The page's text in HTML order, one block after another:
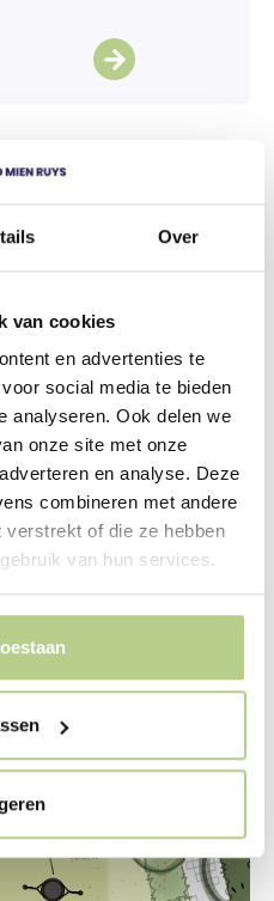
Over
van cookies
en advertenties te
social media te bieden
analyseren. Ook delen we
onze site met onze
en analyse. Deze
combineren met andere
verstrekt of die ze hebben
van hun services.
De